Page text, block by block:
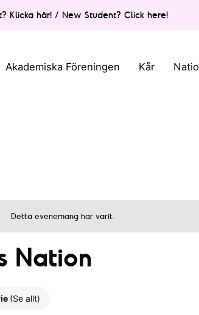
Klicka här! / New Student? Click here!
Akademiska Föreningen Kår
Detta evenemang har varit.
Nation
(Se allt)